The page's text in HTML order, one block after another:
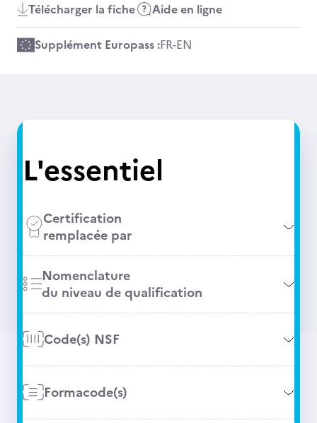
Télécharger la fiche Aide en ligne
Supplément Europass :FR-EN
L'essentiel
Certification
remplacée par
Nomenclature
du niveau de qualification
Code(s) NSF
Formacode(s)